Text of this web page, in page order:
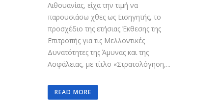
Λιθουανίας, είχα την τιμή να
παρουσιάσω χθες ως Εισηγητής, το
προσχέδιο της ετήσιας Έκθεσης της
Επιτροπής για τις Μελλοντικές
Δυνατότητες της Άμυνας και της
Ασφάλειας, με τίτλο «Στρατολόγηση,...
READ MORE